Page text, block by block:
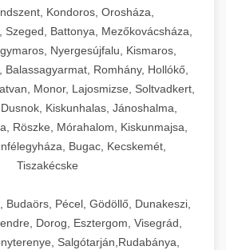
csomagoló gép
konyhák számára. Nagy
és főzőberendezés precíz
szabályozással.
kereskedelmi sütősütő
Hűtőszekrény +
hűtőegységek és hűtőkamrák
konyhák számára.
hűtési megoldások nagy
kapacitással.
iparikonyhagepek.hu
Mosogatógép +
mosogatóberendezések nagy
műveletekhez. Gyors tisztítási
képességekkel.
Sajtreszelő Gép +
Különböző reszelési
alkalmazásokhoz.
Nagykonyhai
+
Kondoros, Orosháza,
Szeged, Battonya, Mezőkovácsháza,
Nyergesújfalu, Kismaros,
Balassagyarmat, Romhány, Hollókő,
Monor, Lajosmizse, Soltvadkert,
Kiskunhalas, Jánoshalma,
Röszke, Mórahalom, Kiskunmajsa,
Bugac, Kecskemét,
Tiszakécske
Budaörs, Pécel, Gödöllő, Dunakeszi,
Dorog, Esztergom, Visegrád,
Salgótarján,Rudabánya,